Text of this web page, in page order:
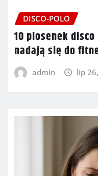
DISCO-POLO
10 piosenek
nadają się do
admin lip